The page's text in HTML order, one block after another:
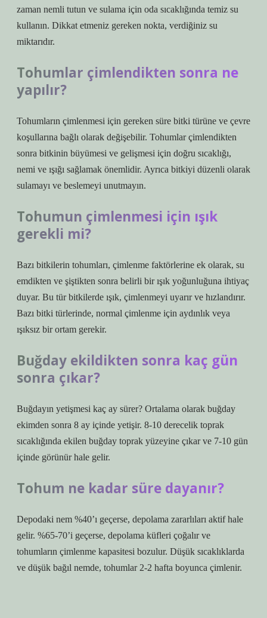
zaman nemli tutun ve sulama için oda sıcaklığında temiz su
kullanın. Dikkat etmeniz gereken nokta, verdiğiniz su
miktarıdır.
Tohumlar çimlendikten sonra ne
yapılır?
Tohumların çimlenmesi için gereken süre bitki türüne ve çevre
koşullarına bağlı olarak değişebilir. Tohumlar çimlendikten
sonra bitkinin büyümesi ve gelişmesi için doğru sıcaklığı,
nemi ve ışığı sağlamak önemlidir. Ayrıca bitkiyi düzenli olarak
sulamayı ve beslemeyi unutmayın.
Tohumun çimlenmesi için ışık
gerekli mi?
Bazı bitkilerin tohumları, çimlenme faktörlerine ek olarak, su
emdikten ve şiştikten sonra belirli bir ışık yoğunluğuna ihtiyaç
duyar. Bu tür bitkilerde ışık, çimlenmeyi uyarır ve hızlandırır.
Bazı bitki türlerinde, normal çimlenme için aydınlık veya
ışıksız bir ortam gerekir.
Buğday ekildikten sonra kaç gün
sonra çıkar?
Buğdayın yetişmesi kaç ay sürer? Ortalama olarak buğday
ekimden sonra 8 ay içinde yetişir. 8-10 derecelik toprak
sıcaklığında ekilen buğday toprak yüzeyine çıkar ve 7-10 gün
içinde görünür hale gelir.
Tohum ne kadar süre dayanır?
Depodaki nem %40’ı geçerse, depolama zararlıları aktif hale
gelir. %65-70’i geçerse, depolama küfleri çoğalır ve
tohumların çimlenme kapasitesi bozulur. Düşük sıcaklıklarda
ve düşük bağıl nemde, tohumlar 2-2 hafta boyunca çimlenir.